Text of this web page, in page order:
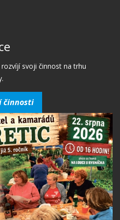
svoji činnost na trhu
činnosti